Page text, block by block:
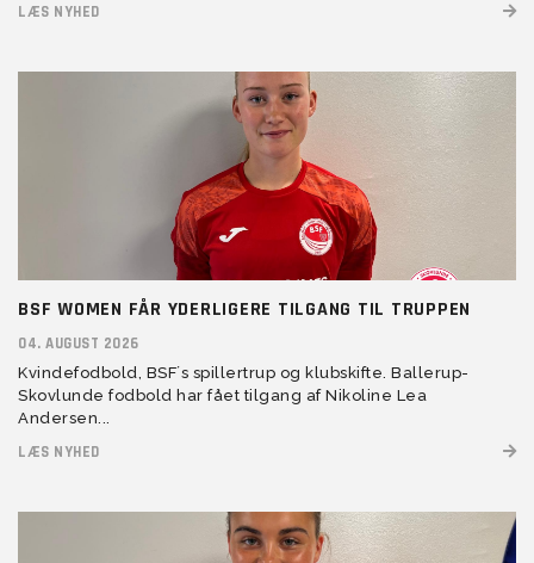
LÆS NYHED
BSF WOMEN FÅR YDERLIGERE TILGANG TIL TRUPPEN
04. AUGUST 2026
Kvindefodbold, BSF´s spillertrup og klubskifte. Ballerup-
Skovlunde fodbold har fået tilgang af Nikoline Lea
Andersen...
LÆS NYHED